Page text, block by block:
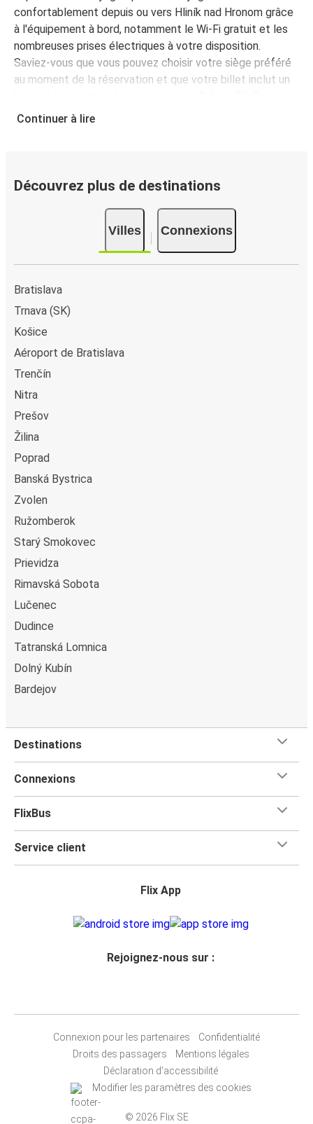
confortablement depuis ou vers Hliník nad Hronom grâce
à l'équipement à bord, notamment le Wi-Fi gratuit et les
nombreuses prises électriques à votre disposition.
Saviez-vous que vous pouvez choisir votre siège préféré
au moment de la réservation et que votre billet inclut un
voyagez l'esprit tranquille !
Vous pouvez effectuer votre réservation sur ce site Web
ou sur l'application FlixBus : c’est facile et rapide !
Lorsque vous achetez en ligne votre billet de bus pour un
trajet depuis ou vers Hliník nad Hronom, vous pouvez
choisir entre différents modes de paiement sécurisés :
carte bancaire, PayPal, Google Pay ou encore Apple Pay.
Continuer à lire
Découvrez plus de destinations
Villes Connexions
Bratislava
Trnava (SK)
Košice
Aéroport de Bratislava
Trenčín
Nitra
Prešov
Žilina
Poprad
Banská Bystrica
Zvolen
Ružomberok
Starý Smokovec
Prievidza
Rimavská Sobota
Lučenec
Dudince
Tatranská Lomnica
Dolný Kubín
Bardejov
Destinations
Connexions
FlixBus
Service client
Flix App
Rejoignez-nous sur :
Connexion pour les partenaires
Confidentialité
Droits des passagers
Mentions légales
Déclaration d'accessibilité
Modifier les paramètres des cookies
© 2026 Flix SE